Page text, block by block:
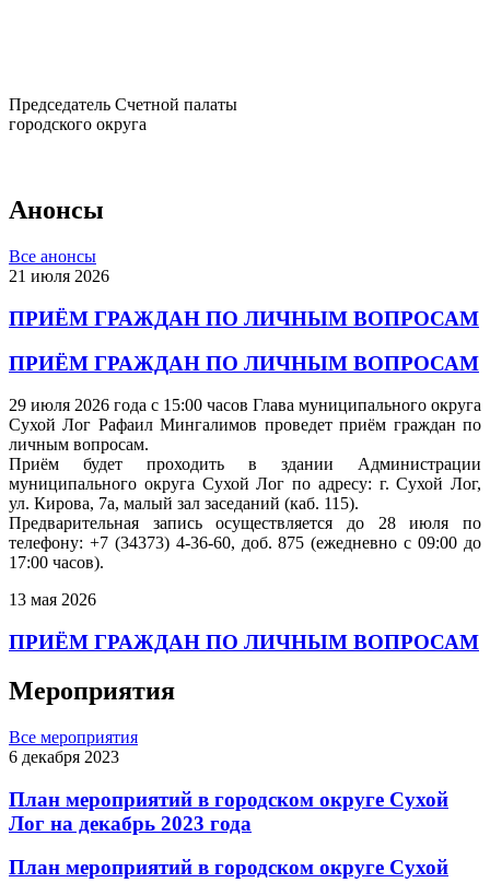
Председатель Счетной палаты
городского округа
Анонсы
Все анонсы
21 июля 2026
ПРИЁМ ГРАЖДАН ПО ЛИЧНЫМ ВОПРОСАМ
ПРИЁМ ГРАЖДАН ПО ЛИЧНЫМ ВОПРОСАМ
29 июля 2026 года с 15:00 часов Глава муниципального округа
Сухой Лог Рафаил Мингалимов проведет приём граждан по
личным вопросам.
Приём будет проходить в здании Администрации
муниципального округа Сухой Лог по адресу: г. Сухой Лог,
ул. Кирова, 7а, малый зал заседаний (каб. 115).
Предварительная запись осуществляется до 28 июля по
телефону: +7 (34373) 4-36-60, доб. 875 (ежедневно с 09:00 до
17:00 часов).
13 мая 2026
ПРИЁМ ГРАЖДАН ПО ЛИЧНЫМ ВОПРОСАМ
Мероприятия
Все мероприятия
6 декабря 2023
План мероприятий в городском округе Сухой
Лог на декабрь 2023 года
План мероприятий в городском округе Сухой